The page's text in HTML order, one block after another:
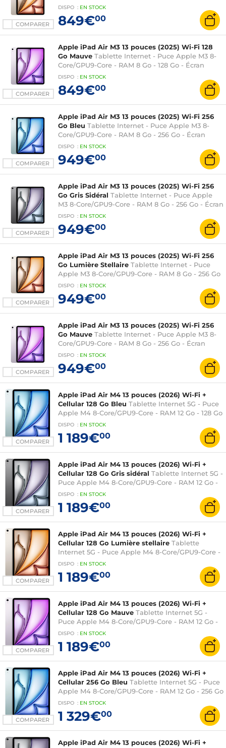
COMPARER
- Écran Liquid Retina 13" LED tactile - Wi-Fi
6E/Bluetooth 5.3 - Webcam - Touch ID - USB-C -
iPadOS 18
DISPO : EN STOCK
849€00
COMPARER
Apple iPad Air M3 13 pouces (2025) Wi-Fi 128
Go Mauve Tablette Internet - Puce Apple M3 8-
Core/GPU9-Core - RAM 8 Go - 128 Go - Écran
Liquid Retina 13" LED tactile - Wi-Fi
6E/Bluetooth 5.3 - Webcam - Touch ID - USB-C -
iPadOS 18
DISPO : EN STOCK
849€00
COMPARER
Apple iPad Air M3 13 pouces (2025) Wi-Fi 256
Go Bleu Tablette Internet - Puce Apple M3 8-
Core/GPU9-Core - RAM 8 Go - 256 Go - Écran
Liquid Retina 13" LED tactile - Wi-Fi
6E/Bluetooth 5.3 - Webcam - Touch ID - USB-C -
iPadOS 18
DISPO : EN STOCK
949€00
COMPARER
Apple iPad Air M3 13 pouces (2025) Wi-Fi 256
Go Gris Sidéral Tablette Internet - Puce Apple
M3 8-Core/GPU9-Core - RAM 8 Go - 256 Go - Écran
Liquid Retina 13" LED tactile - Wi-Fi
6E/Bluetooth 5.3 - Webcam - Touch ID - USB-C -
iPadOS 18
DISPO : EN STOCK
949€00
COMPARER
Apple iPad Air M3 13 pouces (2025) Wi-Fi 256
Go Lumière Stellaire Tablette Internet - Puce
Apple M3 8-Core/GPU9-Core - RAM 8 Go - 256 Go
- Écran Liquid Retina 13" LED tactile - Wi-Fi
6E/Bluetooth 5.3 - Webcam - Touch ID - USB-C -
iPadOS 18
DISPO : EN STOCK
949€00
COMPARER
Apple iPad Air M3 13 pouces (2025) Wi-Fi 256
Go Mauve Tablette Internet - Puce Apple M3 8-
Core/GPU9-Core - RAM 8 Go - 256 Go - Écran
Liquid Retina 13" LED tactile - Wi-Fi
6E/Bluetooth 5.3 - Webcam - Touch ID - USB-C -
iPadOS 18
DISPO : EN STOCK
949€00
COMPARER
Apple iPad Air M4 13 pouces (2026) Wi-Fi +
Cellular 128 Go Bleu Tablette Internet 5G - Puce
Apple M4 8-Core/GPU9-Core - RAM 12 Go - 128 Go
- Écran Liquid Retina 13" LED tactile - Wi-Fi
7/Bluetooth 6 - Webcam - Touch ID - USB-C -
iPadOS 26
DISPO : EN STOCK
1 189€00
COMPARER
Apple iPad Air M4 13 pouces (2026) Wi-Fi +
Cellular 128 Go Gris sidéral Tablette Internet 5G -
Puce Apple M4 8-Core/GPU9-Core - RAM 12 Go -
128 Go - Écran Liquid Retina 13" LED tactile - Wi-
Fi 7/Bluetooth 6 - Webcam - Touch ID - USB-C -
iPadOS 26
DISPO : EN STOCK
1 189€00
COMPARER
Apple iPad Air M4 13 pouces (2026) Wi-Fi +
Cellular 128 Go Lumière stellaire Tablette
Internet 5G - Puce Apple M4 8-Core/GPU9-Core -
RAM 12 Go - 128 Go - Écran Liquid Retina 13" LED
tactile - Wi-Fi 7/Bluetooth 6 - Webcam - Touch
ID - USB-C - iPadOS 26
DISPO : EN STOCK
1 189€00
COMPARER
Apple iPad Air M4 13 pouces (2026) Wi-Fi +
Cellular 128 Go Mauve Tablette Internet 5G -
Puce Apple M4 8-Core/GPU9-Core - RAM 12 Go -
128 Go - Écran Liquid Retina 13" LED tactile - Wi-
Fi 7/Bluetooth 6 - Webcam - Touch ID - USB-C -
iPadOS 26
DISPO : EN STOCK
1 189€00
COMPARER
Apple iPad Air M4 13 pouces (2026) Wi-Fi +
Cellular 256 Go Bleu Tablette Internet 5G - Puce
Apple M4 8-Core/GPU9-Core - RAM 12 Go - 256 Go
- Écran Liquid Retina 13" LED tactile - Wi-Fi
7/Bluetooth 6 - Webcam - Touch ID - USB-C -
iPadOS 26
DISPO : EN STOCK
1 329€00
Apple iPad Air M4 13 pouces (2026) Wi-Fi +